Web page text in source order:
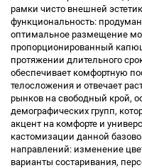
рамки чисто внешней
функциональность:
оптимальное размещение
пропорционированный
протяжении длительного
обеспечивает комфортную
телосложения и отвечает
рынков на свободный крой,
демографических групп,
акцент на комфорте и
кастомизации данной
направлений: изменение
варианты состаривания,